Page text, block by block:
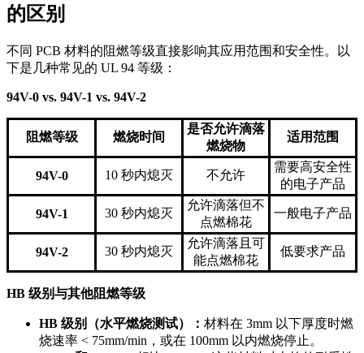
的区别
不同 PCB 材料的阻燃等级直接影响其应用范围和安全性。以
下是几种常见的 UL 94 等级：
94V-0 vs. 94V-1 vs. 94V-2
阻燃等级 燃烧时间
是否允许滴落
燃烧物
适用范围
94V-0 10 秒内熄灭 不允许
需要高安全性
的电子产品
94V-1 30 秒内熄灭
允许滴落但不
点燃棉花
一般电子产品
94V-2 30 秒内熄灭
允许滴落且可
能点燃棉花
低要求产品
HB 级别与其他阻燃等级
HB 级别（水平燃烧测试）： 材料在 3mm 以下厚度时燃
烧速率 < 75mm/min，或在 100mm 以内燃烧停止。